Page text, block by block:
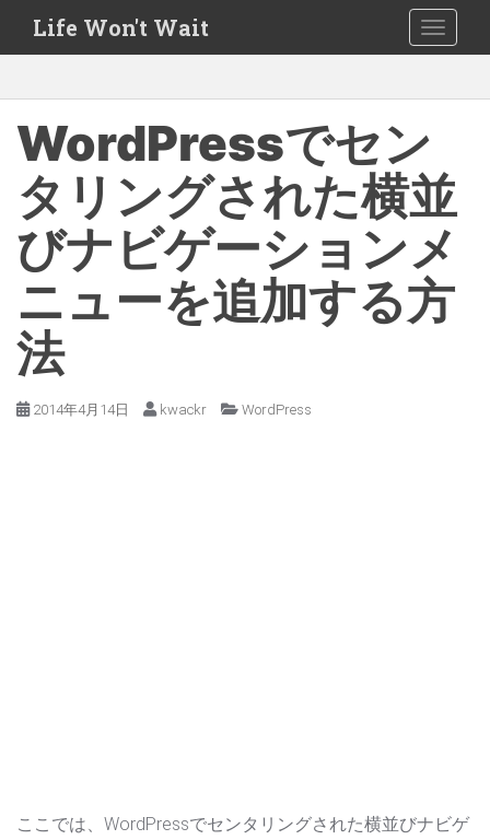
p
Life Won't Wait
WordPressでセン
タリングされた横並
びナビゲーションメ
ニューを追加する方
法
2014年4月14日 kwackr WordPress
ここでは、WordPressでセンタリングされた横並びナビゲ